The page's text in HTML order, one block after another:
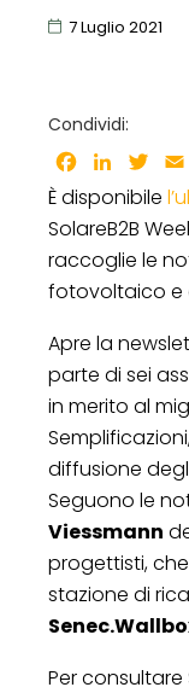
7 Luglio 2021
Condividi:
Facebook
LinkedIn
È disponibile
SolareB2B
raccoglie le
fotovoltaico e
Apre la
parte di sei
in merito al
diffusione
Seguono le
Viessmann
progettisti, che
stazione di
Per consultare